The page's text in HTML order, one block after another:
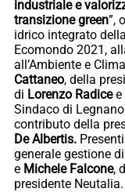
industriale e
transizione green”,
idrico integrato
Ecomondo 2021,
all’Ambiente e
Cattaneo, della
di Lorenzo Radicee
Sindaco di
contributo della
De Albertis.
generale gestione
e Michele Falcone,
presidente Neutalia.